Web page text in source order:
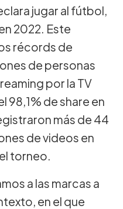
jugar al fútbol,
2022. Este
récords de
de personas
por la TV
98,1% de share en
más de 44
de videos en
torneo.
a las marcas a
en el que